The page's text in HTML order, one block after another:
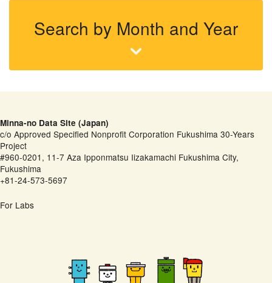
Search by Month and Year
Minna-no Data Site (Japan)
c/o Approved Specified Nonprofit Corporation Fukushima 30-Years
Project
#960-0201, 11-7 Aza Ipponmatsu Iizakamachi Fukushima City,
Fukushima
+81-24-573-5697
For Labs